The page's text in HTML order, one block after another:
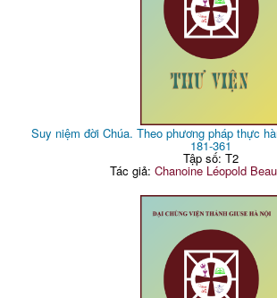
Suy niệm đời Chúa. Theo phương pháp thực
181-361
Tập số: T2
Tác giả:Chanoine Léopold